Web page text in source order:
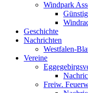
Windpark
Geschichte
Nachrichten
Westfalen-
Vereine
Freiw.